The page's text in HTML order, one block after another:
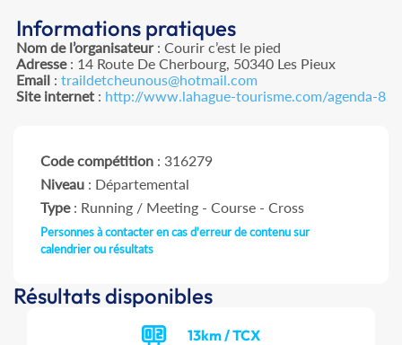
Informations pratiques
Nom de l’organisateur: Courir c’est le pied
Adresse: 14 Route De Cherbourg, 50340 Les Pieux
Email : traildetcheunous@hotmail.com
Site internet : http://www.lahague-tourisme.com/agenda-8
Code compétition : 316279
Niveau : Départemental
Type: Running / Meeting - Course - Cross
Personnes à contacter en cas d'erreur de contenu sur
calendrier ou résultats
Résultats disponibles
13km / TCX